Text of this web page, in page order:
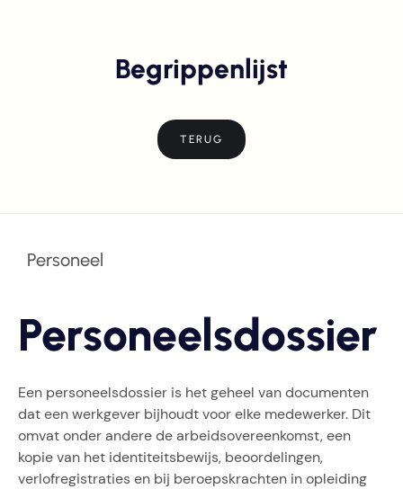
Begrippenlijst
TERUG
Personeel
Personeelsdossier
Een personeelsdossier is het geheel van documenten
dat een werkgever bijhoudt voor elke medewerker. Dit
omvat onder andere de arbeidsovereenkomst, een
kopie van het identiteitsbewijs, beoordelingen,
verlofregistraties en bij beroepskrachten in opleiding